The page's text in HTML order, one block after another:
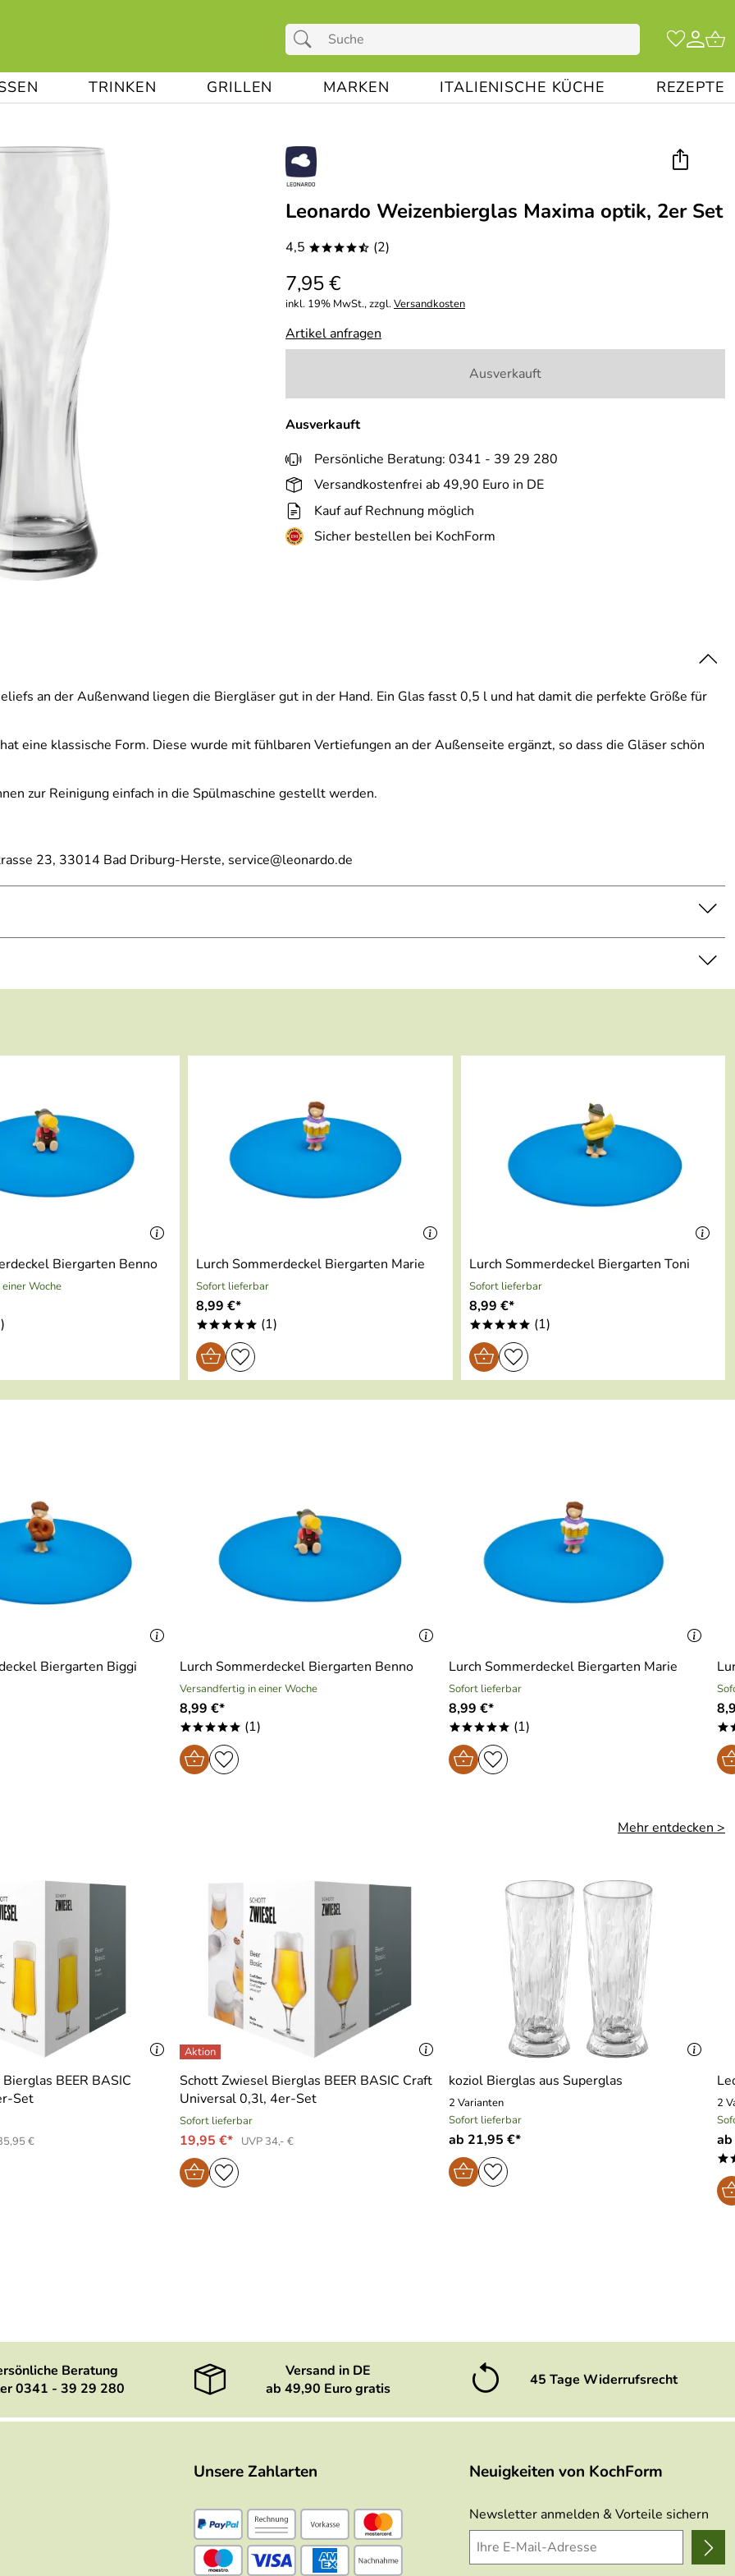
TRINKEN GRILLEN MARKEN ITALIENISCHE KÜCHE REZEPTE
Leonardo Weizenbierglas Maxima optik, 2er Set
4,5 ****/ (2)
7,95 €
inkl. 19% MwSt., zzgl.Versandkosten
Artikel anfragen
Ausverkauft
Ausverkauft
Persönliche Beratung: 0341 - 39 29 280
Versandkostenfrei ab 49,90 Euro in DE
Kauf auf Rechnung möglich
Sicher bestellen bei KochForm
an der Außenwand liegen die Biergläser gut in der Hand. Ein Glas fasst 0,5 l und hat damit die perfekte Größe für
eine klassische Form. Diese wurde mit fühlbaren Vertiefungen an der Außenseite ergänzt, so dass die Gläser schön
zur Reinigung einfach in die Spülmaschine gestellt werden.
23, 33014 Bad Driburg-Herste, service@leonardo.de
als immer nur die einfachen schlichten Gläser.
Biergarten Benno
Woche
Lurch Sommerdeckel Biergarten Marie
Sofort lieferbar
8,99 €*
***** (1)
Lurch Sommerdeckel Biergarten Toni
Sofort lieferbar
8,99 €*
***** (1)
Biergarten Biggi Lurch Sommerdeckel Biergarten Benno
Versandfertig in einer Woche
8,99 €*
***** (1)
Lurch Sommerdeckel Biergarten Marie
Sofort lieferbar
8,99 €*
***** (1)
Mehr entdecken >
BEER BASIC
Set
€
Schott Zwiesel Bierglas BEER BASIC Craft
Universal 0,3l, 4er-Set
Sofort lieferbar
19,95 €* UVP 34,- €
koziol Bierglas aus Superglas
2 Varianten
Sofort lieferbar
ab 21,95 €*
2
Beratung
0341 - 39 29 280
Versand in DE
ab 49,90 Euro gratis
45 Tage Widerrufsrecht
Unsere Zahlarten Neuigkeiten von KochForm
Newsletter anmelden & Vorteile sichern